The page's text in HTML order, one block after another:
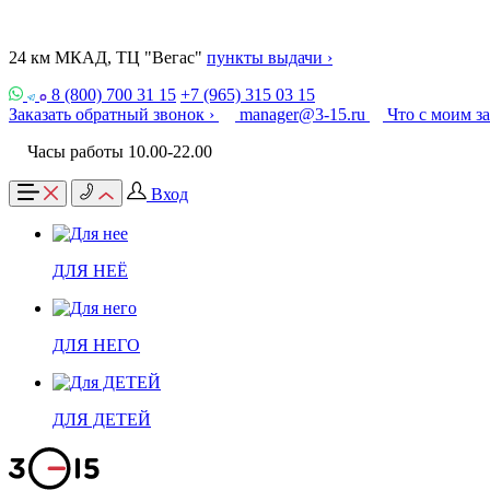
24 км МКАД, ТЦ "Вегас" пункты выдачи ›
8 (800) 700 31 15 +7 (965) 315 03 15
Заказать обратный звонок ›
manager@3-15.ru
Что с моим
Часы работы 10.00-22.00
Вход
ДЛЯ НЕЁ
ДЛЯ НЕГО
ДЛЯ ДЕТЕЙ